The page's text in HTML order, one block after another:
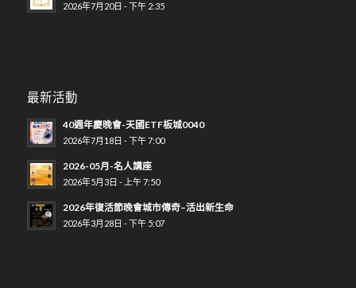
2026年7月20日 - 下午 2:35
最新活動
40週年慶晚會-天國ETF板城0040
2026年7月18日 - 下午 7:00
2026-05月-名人講座
2026年5月3日 - 上午 7:50
2026年復活節晚會城市傳奇–活出新生命
2026年3月28日 - 下午 5:07